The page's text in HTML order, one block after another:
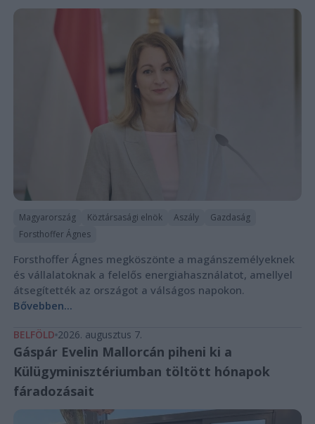
Magyarország Köztársasági elnök Aszály
Gazdaság
Forsthoffer Ágnes
Forsthoffer Ágnes megköszönte a magánszemélyeknek
és vállalatoknak a felelős energiahasználatot, amellyel
átsegítették az országot a válságos napokon.
Bővebben...
BELFÖLD 2026. augusztus 7.
Gáspár Evelin Mallorcán piheni ki a
Külügyminisztériumban töltött hónapok
fáradozásait